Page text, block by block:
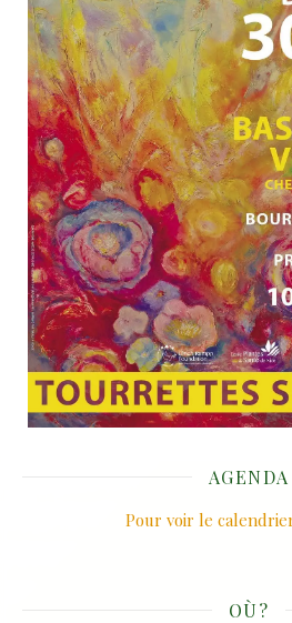
AGENDA
Pour voir le
OÙ?